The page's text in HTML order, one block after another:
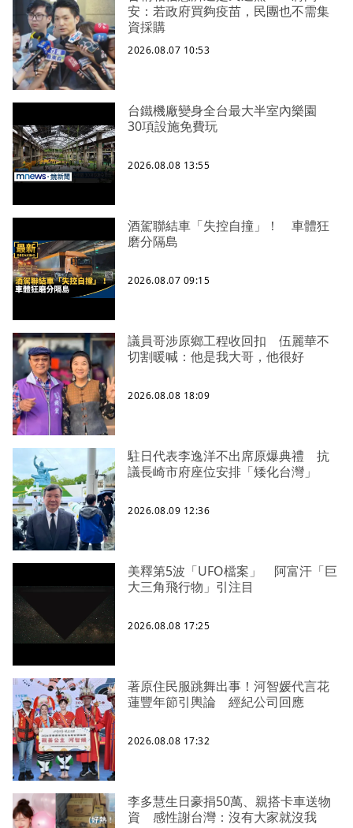
安：若政府買夠疫苗，民團也不需集
資採購
2026.08.07 10:53
台鐵機廠變身全台最大半室內樂園
30項設施免費玩
2026.08.08 13:55
酒駕聯結車「失控自撞」！ 車體狂
磨分隔島
2026.08.07 09:15
議員哥涉原鄉工程收回扣 伍麗華不
切割暖喊：他是我大哥，他很好
2026.08.08 18:09
駐日代表李逸洋不出席原爆典禮 抗
議長崎市府座位安排「矮化台灣」
2026.08.09 12:36
美釋第5波「UFO檔案」 阿富汗「巨
大三角飛行物」引注目
2026.08.08 17:25
著原住民服跳舞出事！河智媛代言花
蓮豐年節引輿論 經紀公司回應
2026.08.08 17:32
李多慧生日豪捐50萬、親搭卡車送物
資 感性謝台灣：沒有大家就沒我